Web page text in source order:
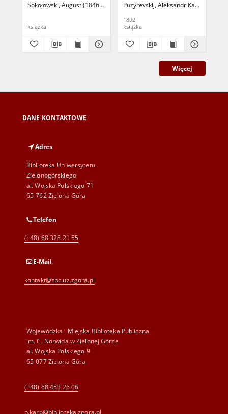
Sokołowski, August (1846-1921)
książka
Puzyrevskij, Aleksandr Kazimirovič
1892
książka
Więcej
DANE KONTAKTOWE
Adres
Biblioteka Uniwersytetu
Zielonogórskiego
al. Wojska Polskiego 71
65-762 Zielona Góra
Telefon
(+48) 68 328 21 55
E-Mail
kontakt@zbc.uz.zgora.pl
Wojewódzka i Miejska Biblioteka Publiczna
im. C. Norwida w Zielonej Górze
al. Wojska Polskiego 9
65-077 Zielona Góra
(+48) 68 453 26 06
p.karp@biblioteka.zgora.pl